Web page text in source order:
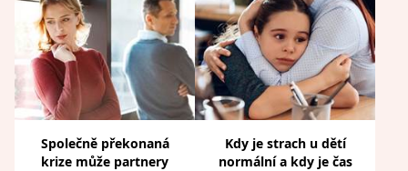
Společně překonaná
krize může partnery
Kdy je strach u dětí
normální a kdy je čas